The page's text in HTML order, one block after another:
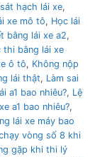
hạch lái xe,
xe mô tô, Học lái
bằng lái xe a2,
thi bằng lái xe
ô tô, Không nộp
lái thật, Làm sai
a1 bao nhiêu?, Lệ
a1 bao nhiêu?,
lái xe máy bao
vòng số 8 khi
gặp khi thi lý